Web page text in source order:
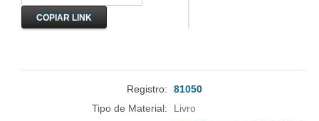
COPIAR LINK
Registro:
81050
Tipo de Material:
Livro